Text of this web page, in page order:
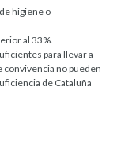
higiene o
al 33%.
para llevar a
convivencia no pueden
de Cataluña